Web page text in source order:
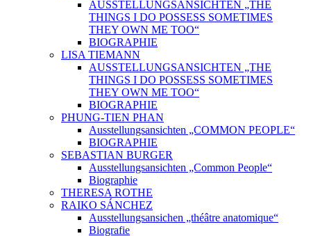
AUSSTELLUNGSANSICHTEN „THE
THINGS I DO POSSESS SOMETIMES
THEY OWN ME TOO“
BIOGRAPHIE
LISA TIEMANN
AUSSTELLUNGSANSICHTEN „THE
THINGS I DO POSSESS SOMETIMES
THEY OWN ME TOO“
BIOGRAPHIE
PHUNG-TIEN PHAN
Ausstellungsansichten „COMMON PEOPLE“
BIOGRAPHIE
SEBASTIAN BURGER
Ausstellungsansichten „Common People“
Biographie
THERESA ROTHE
RAIKO SÁNCHEZ
Ausstellungsansichen „théâtre anatomique“
Biografie